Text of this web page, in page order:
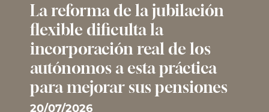
La reforma de la jubilación
flexible dificulta la
incorporación real de los
autónomos a esta práctica
para mejorar sus pensiones
20/07/2026